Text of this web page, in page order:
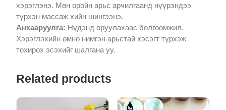
хэрэглэнэ. Мөн оройн арьс арчилгаанд нүүрэндээ
түрхэн массаж хийн шингээнэ.
Анхааруулга: Нүдэнд оруулахаас болгоомжил.
Хэрэглэхийн өмнө нимгэн арьстай хэсэгт түрхэж
тохирох эсэхийг шалгана уу.
Related products